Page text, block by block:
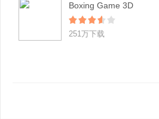
Boxing Game 3D
251万下载